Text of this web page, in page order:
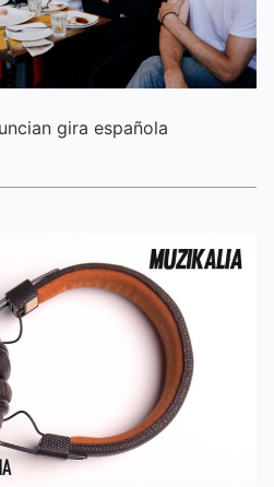
gira española